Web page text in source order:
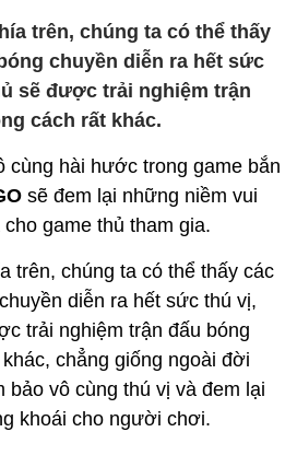
trên, chúng ta có thể thấy
chuyền diễn ra hết sức
sẽ được trải nghiệm trận
cách rất khác.
cùng hài hước trong game bắn
sẽ đem lại những niềm vui
game thủ tham gia.
trên, chúng ta có thể thấy các
diễn ra hết sức thú vị,
trải nghiệm trận đấu bóng
chẳng giống ngoài đời
bảo vô cùng thú vị và đem lại
khoái cho người chơi.